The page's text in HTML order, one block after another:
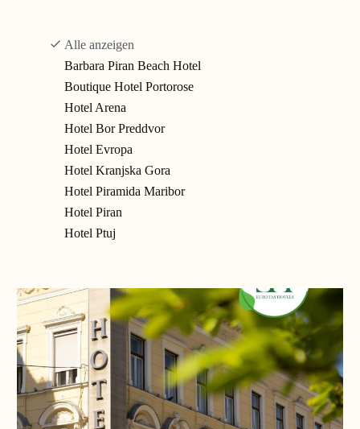
Alle anzeigen
Barbara Piran Beach Hotel
Boutique Hotel Portorose
Hotel Arena
Hotel Bor Preddvor
Hotel Evropa
Hotel Kranjska Gora
Hotel Piramida Maribor
Hotel Piran
Hotel Ptuj